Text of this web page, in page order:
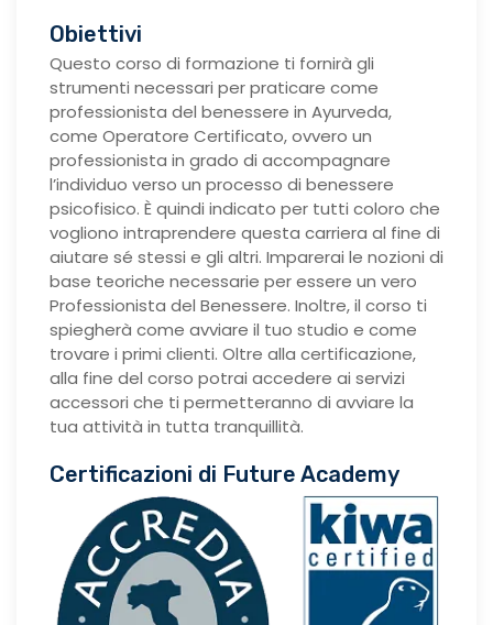
Obiettivi
Questo corso di formazione ti fornirà gli
strumenti necessari per praticare come
professionista del benessere in Ayurveda,
come Operatore Certificato, ovvero un
professionista in grado di accompagnare
l’individuo verso un processo di benessere
psicofisico. È quindi indicato per tutti coloro che
vogliono intraprendere questa carriera al fine di
aiutare sé stessi e gli altri. Imparerai le nozioni di
base teoriche necessarie per essere un vero
Professionista del Benessere. Inoltre, il corso ti
spiegherà come avviare il tuo studio e come
trovare i primi clienti. Oltre alla certificazione,
alla fine del corso potrai accedere ai servizi
accessori che ti permetteranno di avviare la
tua attività in tutta tranquillità.
Certificazioni di Future Academy